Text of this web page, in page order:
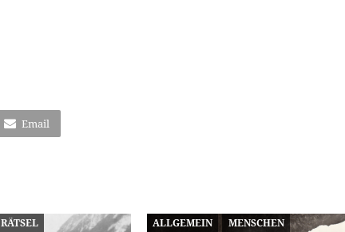
Email
RÄTSEL ALLGEMEIN MENSCHEN